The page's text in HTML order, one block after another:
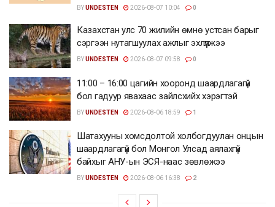
BYUNDESTEN 2026-08-07 10:04 0
Казахстан улс 70 жилийн өмнө устсан барыг
сэргээн нутагшуулах ажлыг эхлүүлжээ
BYUNDESTEN 2026-08-07 09:58 0
11:00 – 16:00 цагийн хооронд шаардлагагүй
бол гадуур явахаас зайлсхийх хэрэгтэй
BYUNDESTEN 2026-08-06 18:59 1
Шатахууны хомсдолтой холбогдуулан онцын
шаардлагагүй бол Монгол Улсад аялахгүй
байхыг АНУ-ын ЭСЯ-наас зөвлөжээ
BYUNDESTEN 2026-08-06 16:38 2